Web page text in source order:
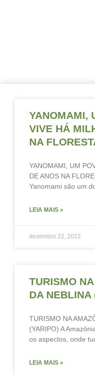
YANOMAMI,
VIVE HÁ
NA
YANOMAMI, UM
DE ANOS NA
Yanomami são um
LEIA MAIS »
dezembro 22, 2022
TURISMO
DA NEBLINA
TURISMO NA
(YARIPO) A
os aspectos, onde
LEIA MAIS »